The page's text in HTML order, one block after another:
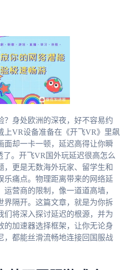
？身处欧洲的深夜，好不容易约
上VR设备准备在《开飞VR》里飙
面却一卡一顿，延迟高得让你瞬
了。开飞VR国外玩延迟很高怎么
，更是无数海外玩家、留学生和
乐痛点。物理距离带来的网络延
营商的限制，像一道道高墙，
界隔开。这篇文章，就是为你拆
们将深入探讨延迟的根源，并为
的加速器选择框架，让你无论身
，都能丝滑流畅地连接回国服战